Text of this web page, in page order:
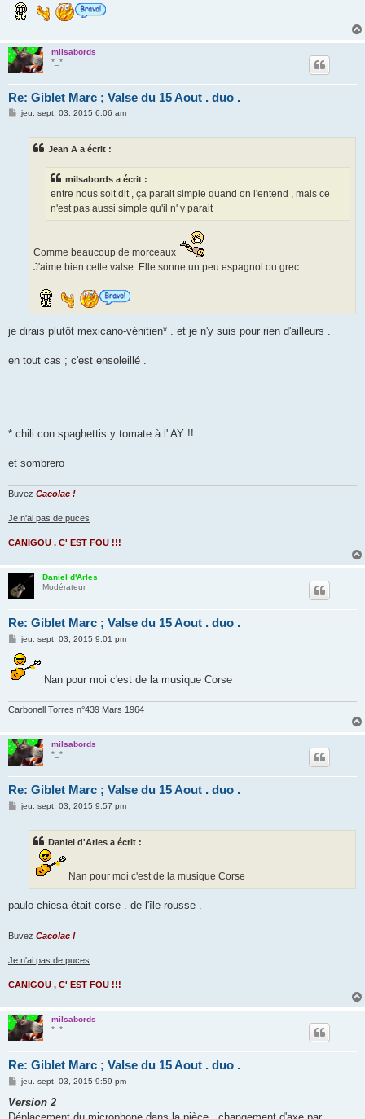
milsabords
*_*
Re: Giblet Marc ; Valse du 15 Aout . duo .
Mjeu. sept. 03, 2015 6:06 am
Jean A a écrit :
milsabords a écrit :
entre nous soit dit , ça parait simple quand on l'entend , mais ce
n'est pas aussi simple qu'il n' y parait
Comme beaucoup de morceaux
J'aime bien cette valse. Elle sonne un peu espagnol ou grec.
je dirais plutôt mexicano-vénitien* . et je n'y suis pour rien d'ailleurs .
en tout cas ; c'est ensoleillé .
* chili con spaghettis y tomate à l' AY !!
et sombrero
Buvez Cacolac !
Je n'ai pas de puces
CANIGOU , C' EST FOU !!!
Daniel d'Arles
Modérateur
Re: Giblet Marc ; Valse du 15 Aout . duo .
M
s
s
a
jeu. sept. 03, 2015 9:01 pm
Nan pour moi c'est de la musique Corse
Carbonell Torres n°439 Mars 1964
milsabords
*_*
Re: Giblet Marc ; Valse du 15 Aout . duo .
Mjeu. sept. 03, 2015 9:57 pm
Daniel d'Arles a écrit :
Nan pour moi c'est de la musique Corse
paulo chiesa était corse . de l'île rousse .
Buvez Cacolac !
Je n'ai pas de puces
CANIGOU , C' EST FOU !!!
milsabords
*_*
Re: Giblet Marc ; Valse du 15 Aout . duo .
M
s
jeu. sept. 03, 2015 9:59 pm
Version 2